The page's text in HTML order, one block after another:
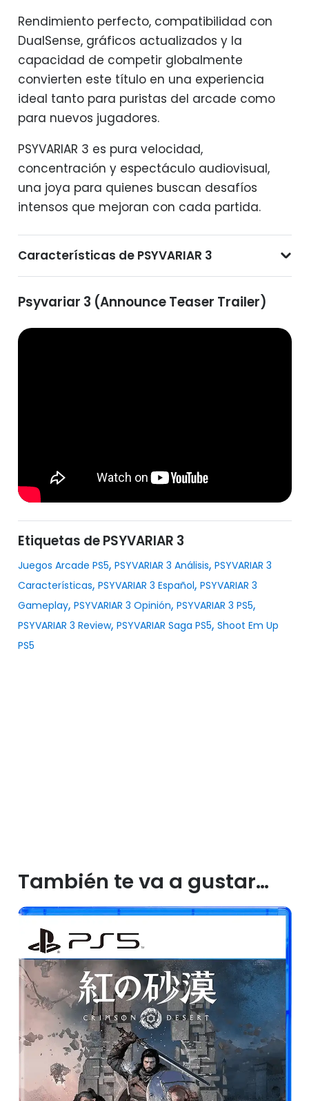
Rendimiento perfecto, compatibilidad con
DualSense, gráficos actualizados y la
capacidad de competir globalmente
convierten este título en una experiencia
ideal tanto para puristas del arcade como
para nuevos jugadores.
PSYVARIAR 3 es pura velocidad,
concentración y espectáculo audiovisual,
una joya para quienes buscan desafíos
intensos que mejoran con cada partida.
Características de PSYVARIAR 3
Psyvariar 3 (Announce Teaser Trailer)
Etiquetas de PSYVARIAR 3
Juegos Arcade PS5, PSYVARIAR 3 Análisis, PSYVARIAR 3
Características, PSYVARIAR 3 Español, PSYVARIAR 3
Gameplay, PSYVARIAR 3 Opinión, PSYVARIAR 3 PS5,
PSYVARIAR 3 Review, PSYVARIAR Saga PS5, Shoot Em Up
PS5
También te va a gustar…